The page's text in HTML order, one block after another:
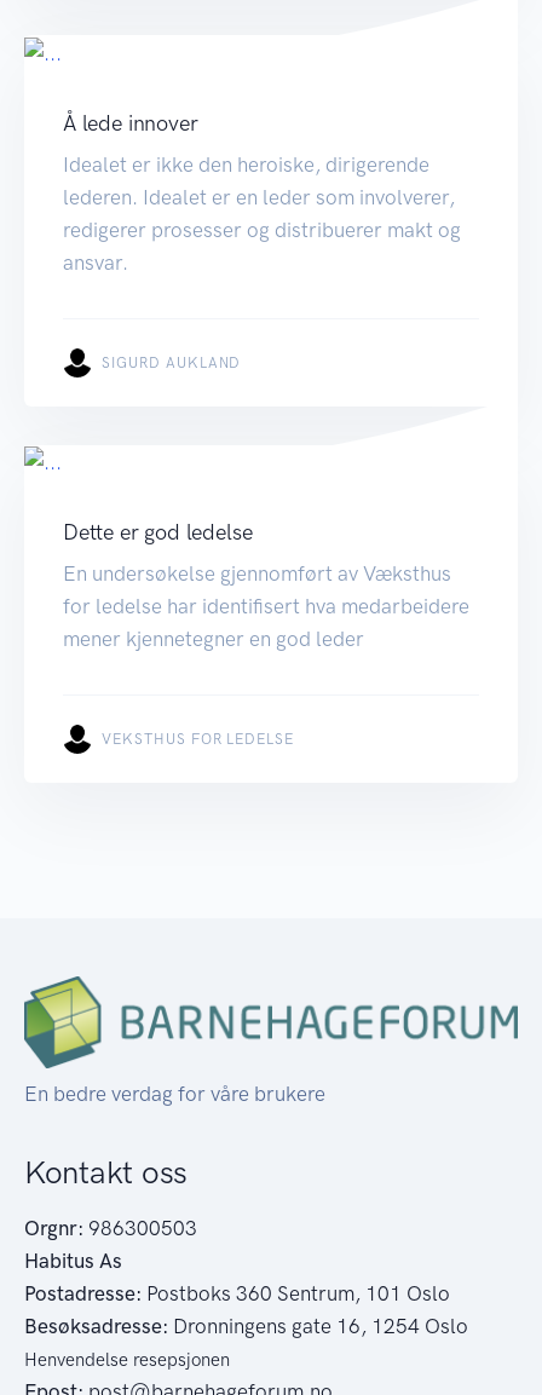
Å lede innover
Idealet er ikke den heroiske, dirigerende
lederen. Idealet er en leder som involverer,
redigerer prosesser og distribuerer makt og
ansvar.
SIGURD AUKLAND
Dette er god ledelse
En undersøkelse gjennomført av Væksthus
for ledelse har identifisert hva medarbeidere
mener kjennetegner en god leder
VEKSTHUS FOR LEDELSE
En bedre verdag for våre brukere
Kontakt oss
Orgnr: 986300503
Habitus As
Postadresse: Postboks 360 Sentrum, 101 Oslo
Besøksadresse: Dronningens gate 16, 1254 Oslo
Henvendelse resepsjonen